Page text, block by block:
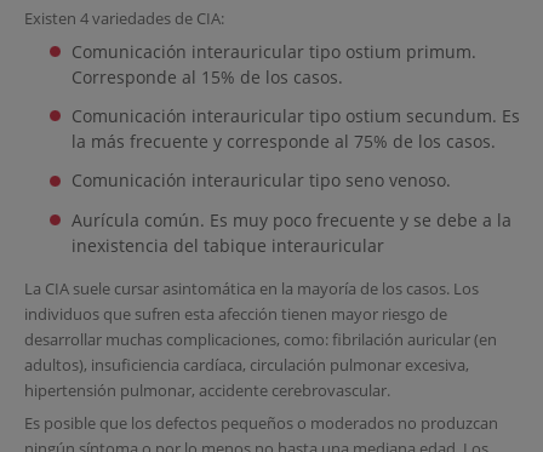
Existen 4 variedades de CIA:
Comunicación interauricular tipo ostium primum.
Corresponde al 15% de los casos.
Comunicación interauricular tipo ostium secundum. Es
la más frecuente y corresponde al 75% de los casos.
Comunicación interauricular tipo seno venoso.
Aurícula común. Es muy poco frecuente y se debe a la
inexistencia del tabique interauricular
La CIA suele cursar asintomática en la mayoría de los casos. Los
individuos que sufren esta afección tienen mayor riesgo de
desarrollar muchas complicaciones, como: fibrilación auricular (en
adultos), insuficiencia cardíaca, circulación pulmonar excesiva,
hipertensión pulmonar, accidente cerebrovascular.
Es posible que los defectos pequeños o moderados no produzcan